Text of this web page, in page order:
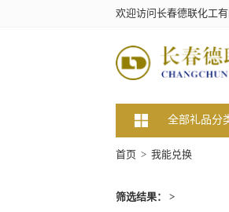
欢迎访问长春德联化工
全部礼品分
首页 > 我能兑换
筛选结果： >